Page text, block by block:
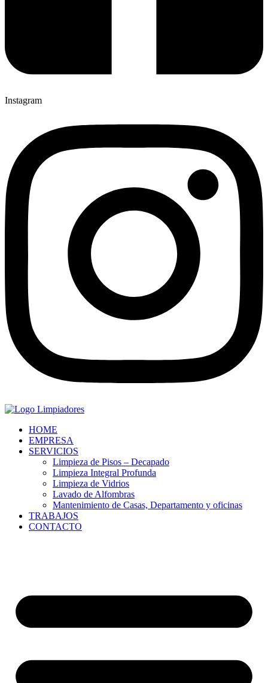
Instagram
HOME
EMPRESA
SERVICIOS
Limpieza de Pisos – Decapado
Limpieza Integral Profunda
Limpieza de Vidrios
Lavado de Alfombras
Mantenimiento de Casas, Departamento y oficinas
TRABAJOS
CONTACTO